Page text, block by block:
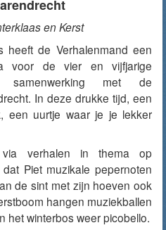
en Kerst
de Verhalenmand een
voor de vier en vijfjarige
met de
In deze drukke tijd, een
een uurtje waar je je lekker
verhalen in thema op
Piet muzikale pepernoten
de sint met zijn hoeven ook
hangen muziekballen
het winterbos weer picobello.